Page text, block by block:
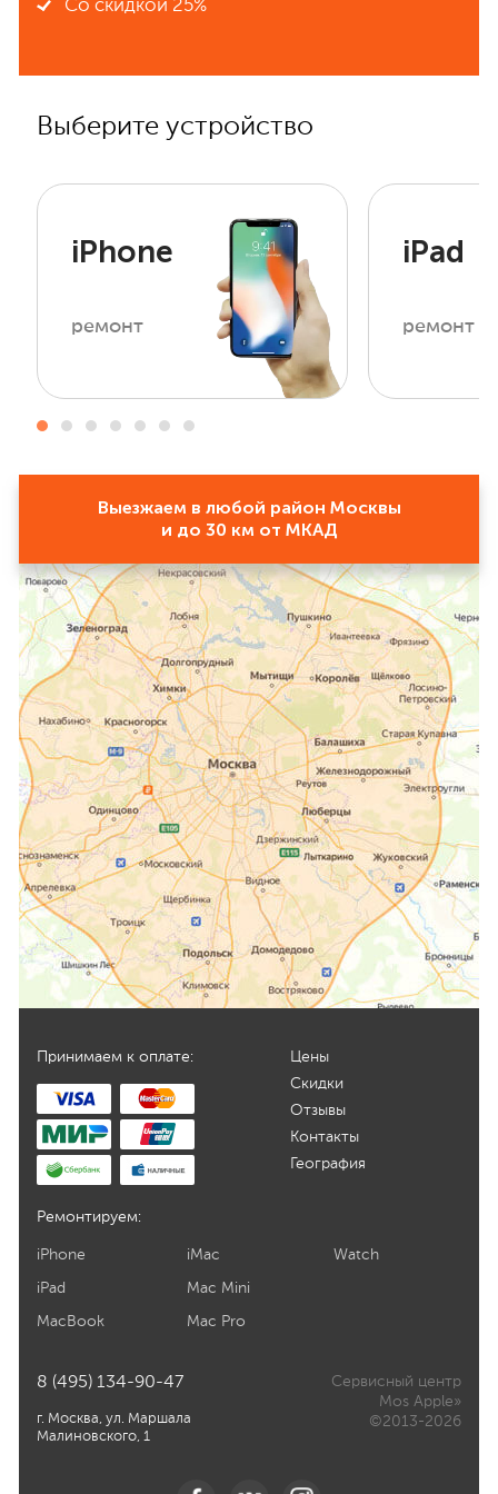
Со скидкой 25%
Выберите устройство
iPhone
ремонт
iPad
ремонт
Выезжаем в любой район Москвы
и до 30 км от МКАД
Принимаем к оплате:
Цены
Скидки
Отзывы
Контакты
География
Ремонтируем:
iPhone
iPad
MacBook
iMac
Mac Mini
Mac Pro
Watch
8 (495) 134-90-47
г. Москва, ул. Маршала
Малиновского, 1
Сервисный центр
Mos Apple»
©2013-2026